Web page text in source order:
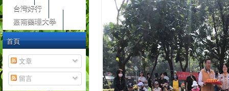
台灣好行
嘉南藥理大學
首頁
文章
留言